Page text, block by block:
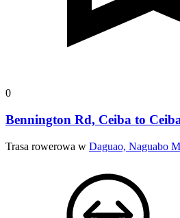
0
Bennington Rd, Ceiba to
Trasa rowerowa w Daguao, Naguabo